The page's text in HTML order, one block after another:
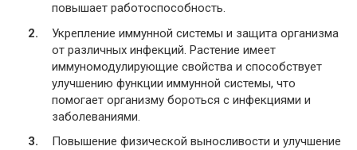
повышает работоспособность.
Укрепление иммунной системы и защита организма
от различных инфекций. Растение имеет
иммуномодулирующие свойства и способствует
улучшению функции иммунной системы, что
помогает организму бороться с инфекциями и
заболеваниями.
Повышение физической выносливости и улучшение